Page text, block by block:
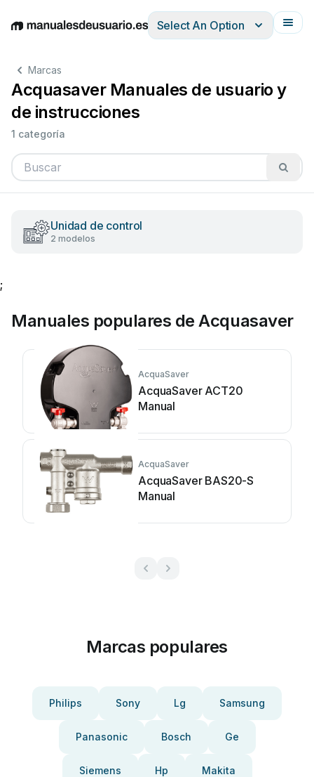
EnglishDeutschEspañolItalianoFrançais
Select An Option
Marcas
Acquasaver Manuales de usuario y
de instrucciones
1 categoría
Unidad de control
2 modelos
;
Manuales populares de Acquasaver
AcquaSaver
AcquaSaver ACT20
Manual
AcquaSaver
AcquaSaver BAS20-S
Manual
Marcas populares
Philips Sony Lg Samsung
Panasonic Bosch Ge
Siemens Hp Makita